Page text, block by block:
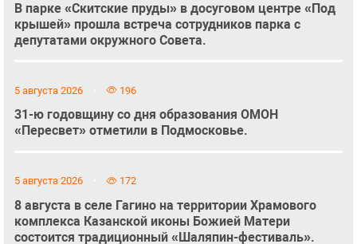
В парке «Скитские пруды» в досуговом центре «Под
крышей» прошла встреча сотрудников парка с
депутатами окружного Совета.
5 августа 2026 196
31-ю годовщину со дня образования ОМОН
«Пересвет» отметили в Подмосковье.
5 августа 2026 172
8 августа в селе Гагино на территории Храмового
комплекса Казанской иконы Божией Матери
состоится традиционный «Шаляпин-фестиваль».